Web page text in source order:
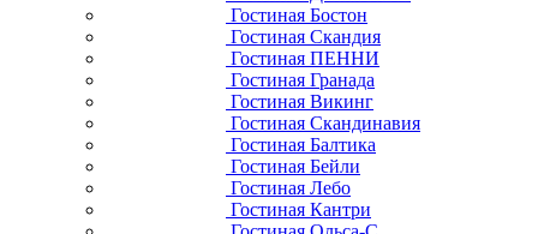
Гостиная Бостон
Гостиная Скандия
Гостиная ПЕННИ
Гостиная Гранада
Гостиная Викинг
Гостиная Скандинавия
Гостиная Балтика
Гостиная Бейли
Гостиная Лебо
Гостиная Кантри